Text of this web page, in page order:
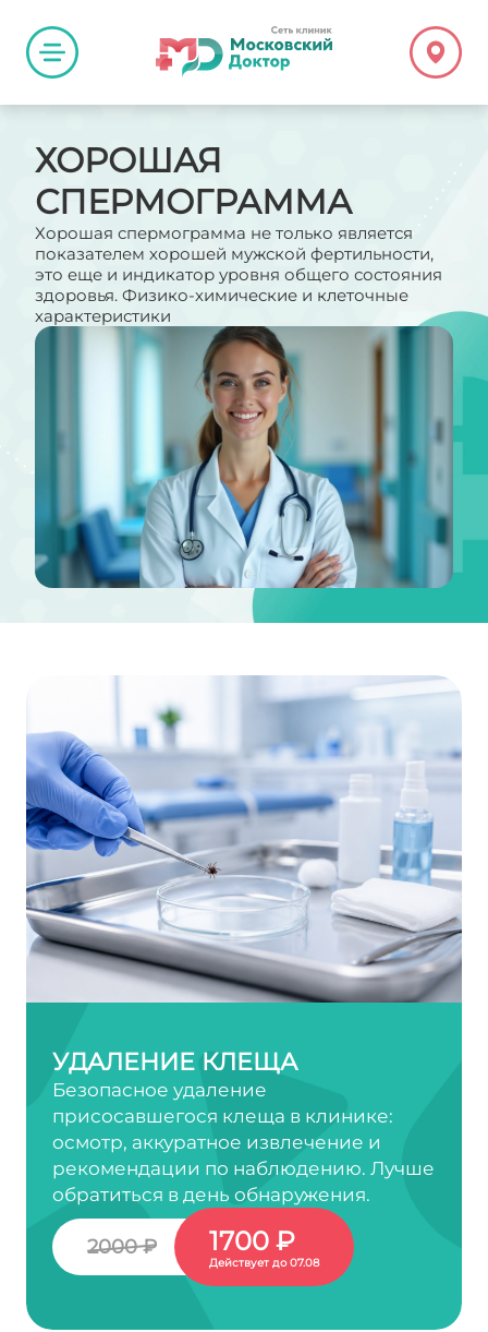
ХОРОШАЯ
СПЕРМОГРАММА
Хорошая спермограмма не только является
показателем хорошей мужской фертильности,
это еще и индикатор уровня общего состояния
здоровья. Физико-химические и клеточные
характеристики
УДАЛЕНИЕ КЛЕЩА
Безопасное удаление
присосавшегося клеща в клинике:
осмотр, аккуратное извлечение и
рекомендации по наблюдению. Лучше
обратиться в день обнаружения.
2000 ₽ 1700 ₽
Действует до 07.08